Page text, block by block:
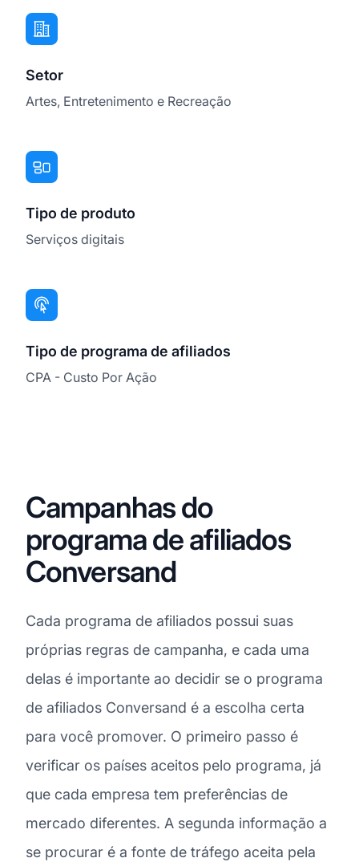
Setor
Artes, Entretenimento e Recreação
Tipo de produto
Serviços digitais
Tipo de programa de afiliados
CPA - Custo Por Ação
Campanhas do
programa de afiliados
Conversand
Cada programa de afiliados possui suas
próprias regras de campanha, e cada uma
delas é importante ao decidir se o programa
de afiliados Conversand é a escolha certa
para você promover. O primeiro passo é
verificar os países aceitos pelo programa, já
que cada empresa tem preferências de
mercado diferentes. A segunda informação a
se procurar é a fonte de tráfego aceita pela